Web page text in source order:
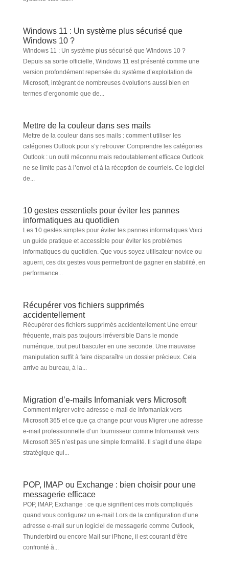
Windows 11 : Un système plus sécurisé que
Windows 10 ?
Windows 11 : Un système plus sécurisé que Windows 10 ?
Depuis sa sortie officielle, Windows 11 est présenté comme une
version profondément repensée du système d’exploitation de
Microsoft, intégrant de nombreuses évolutions aussi bien en
termes d’ergonomie que de...
Mettre de la couleur dans ses mails
Mettre de la couleur dans ses mails : comment utiliser les
catégories Outlook pour s’y retrouver Comprendre les catégories
Outlook : un outil méconnu mais redoutablement efficace Outlook
ne se limite pas à l’envoi et à la réception de courriels. Ce logiciel
de...
10 gestes essentiels pour éviter les pannes
informatiques au quotidien
Les 10 gestes simples pour éviter les pannes informatiques Voici
un guide pratique et accessible pour éviter les problèmes
informatiques du quotidien. Que vous soyez utilisateur novice ou
aguerri, ces dix gestes vous permettront de gagner en stabilité, en
performance...
Récupérer vos fichiers supprimés
accidentellement
Récupérer des fichiers supprimés accidentellement Une erreur
fréquente, mais pas toujours irréversible Dans le monde
numérique, tout peut basculer en une seconde. Une mauvaise
manipulation suffit à faire disparaître un dossier précieux. Cela
arrive au bureau, à la...
Migration d’e-mails Infomaniak vers Microsoft
Comment migrer votre adresse e-mail de Infomaniak vers
Microsoft 365 et ce que ça change pour vous Migrer une adresse
e-mail professionnelle d’un fournisseur comme Infomaniak vers
Microsoft 365 n’est pas une simple formalité. Il s’agit d’une étape
stratégique qui...
POP, IMAP ou Exchange : bien choisir pour une
messagerie efficace
POP, IMAP, Exchange : ce que signifient ces mots compliqués
quand vous configurez un e-mail Lors de la configuration d’une
adresse e-mail sur un logiciel de messagerie comme Outlook,
Thunderbird ou encore Mail sur iPhone, il est courant d’être
confronté à...